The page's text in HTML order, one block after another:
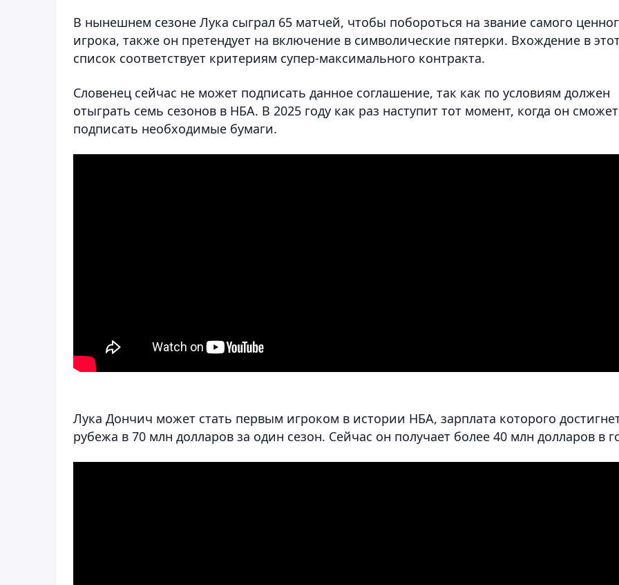
В нынешнем сезоне Лука сыграл 65 матчей, чтобы побороться на звание самого
игрока, также он претендует на включение в символические пятерки. Вхождение в
список соответствует критериям супер-максимального контракта.
Словенец сейчас не может подписать данное соглашение, так как по условиям должен
отыграть семь сезонов в НБА. В 2025 году как раз наступит тот момент, когда он сможет
подписать необходимые бумаги.
Лука Дончич может стать первым игроком в истории НБА, зарплата которого
рубежа в 70 млн долларов за один сезон. Сейчас он получает более 40 млн долларов в